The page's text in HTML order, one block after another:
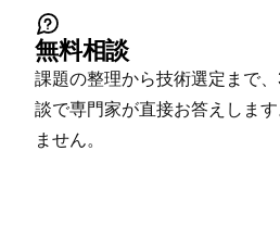
無料相談
課題の整理から技術選定まで
談で専門家が直接お答えしま
ません。